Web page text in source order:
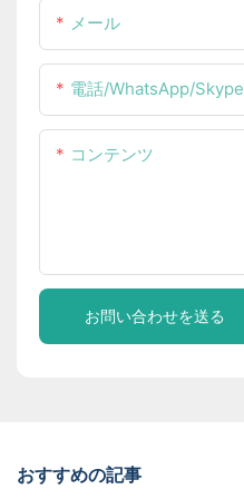
メール
電話/WhatsApp/Skype
コンテンツ
お問い合わせを送る
おすすめの記事